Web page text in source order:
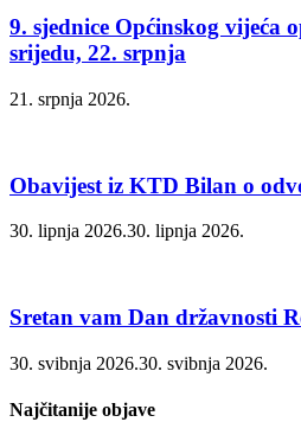
9. sjednice Općinskog vijeća
srijedu, 22. srpnja
21. srpnja 2026.
Obavijest iz KTD Bilan o
30. lipnja 2026.30. lipnja 2026.
Sretan vam Dan državnosti
30. svibnja 2026.30. svibnja 2026.
Najčitanije objave